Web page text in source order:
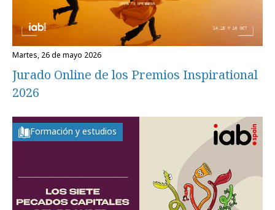
martes, 26 de mayo 2026
Jurado Online de los Premios Inspirational
2026
Formación y estudios